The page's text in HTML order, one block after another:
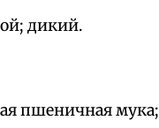
дикий.
пшеничная мука;